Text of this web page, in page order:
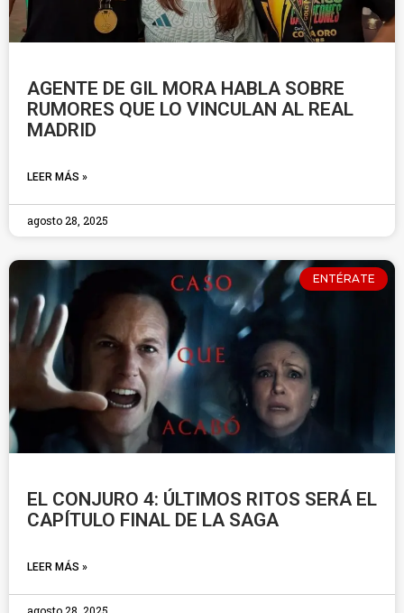
AGENTE DE GIL MORA HABLA SOBRE
RUMORES QUE LO VINCULAN AL REAL
MADRID
LEER MÁS »
agosto 28, 2025
ENTÉRATE
EL CONJURO 4: ÚLTIMOS RITOS SERÁ EL
CAPÍTULO FINAL DE LA SAGA
LEER MÁS »